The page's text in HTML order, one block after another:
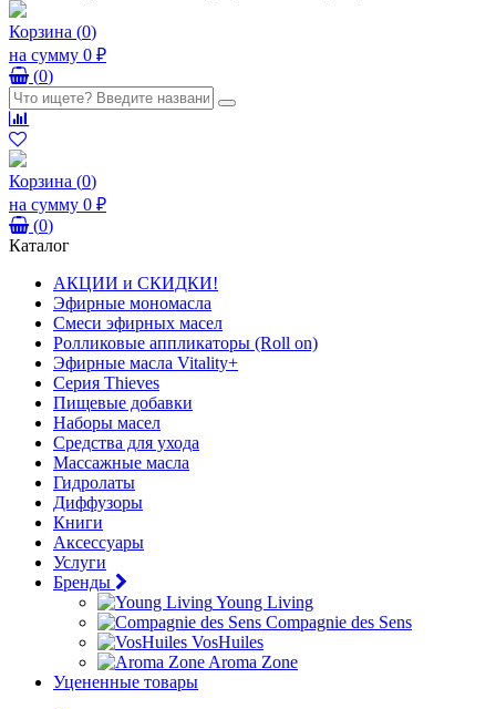
Корзина (0)
на сумму 0 ₽
(0)
Корзина (0)
на сумму 0 ₽
(0)
Каталог
АКЦИИ и СКИДКИ!
Эфирные мономасла
Смеси эфирных масел
Ролликовые аппликаторы (Roll on)
Эфирные масла Vitality+
Серия Thieves
Пищевые добавки
Наборы масел
Средства для ухода
Массажные масла
Гидролаты
Диффузоры
Книги
Аксессуары
Услуги
Бренды
Young Living
Compagnie des Sens
VosHuiles
Aroma Zone
Уцененные товары